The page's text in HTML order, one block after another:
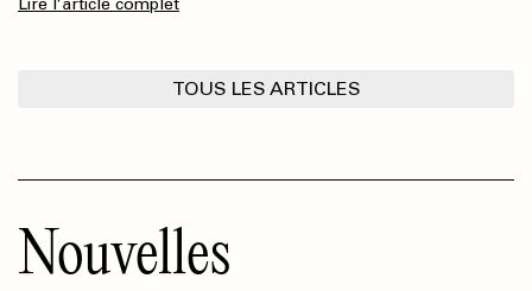
TOUS LES ARTICLES
revues en libre accès, toutes les revues culturelles sont
Nouvelles